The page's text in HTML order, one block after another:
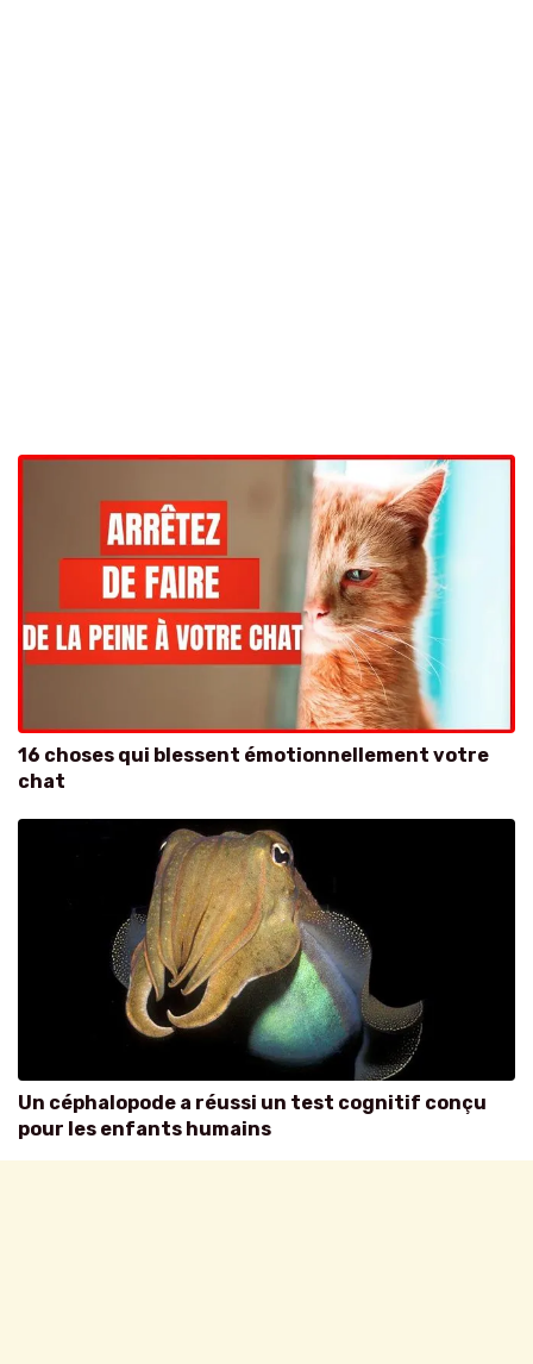
16 choses qui blessent émotionnellement votre
chat
Un céphalopode a réussi un test cognitif conçu
pour les enfants humains